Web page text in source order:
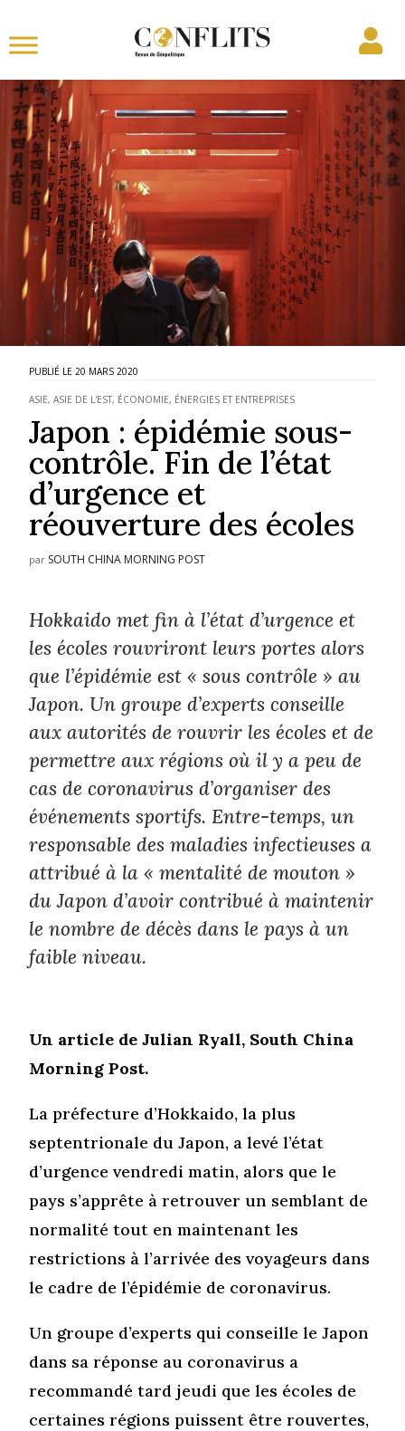
20 MARS 2020
ASIE,ASIE DE L'EST, ÉCONOMIE, ÉNERGIES ET ENTREPRISES
Japon : épidémie sous-
contrôle. Fin de l’état
d’urgence et
réouverture des écoles
par SOUTH CHINA MORNING POST
Hokkaido met fin à l’état d’urgence et
les écoles rouvriront leurs portes alors
que l’épidémie est « sous contrôle » au
Japon. Un groupe d’experts conseille
aux autorités de rouvrir les écoles et de
permettre aux régions où il y a peu de
cas de coronavirus d’organiser des
événements sportifs. Entre-temps, un
responsable des maladies infectieuses a
attribué à la « mentalité de mouton »
du Japon d’avoir contribué à maintenir
le nombre de décès dans le pays à un
faible niveau.
Un article de Julian Ryall, South China
Morning Post.
La préfecture d’Hokkaido, la plus
septentrionale du Japon, a levé l’état
d’urgence vendredi matin, alors que le
pays s’apprête à retrouver un semblant de
normalité tout en maintenant les
restrictions à l’arrivée des voyageurs dans
le cadre de l’épidémie de coronavirus.
Un groupe d’experts qui conseille le Japon
dans sa réponse au coronavirus a
recommandé tard jeudi que les écoles de
certaines régions puissent être rouvertes,